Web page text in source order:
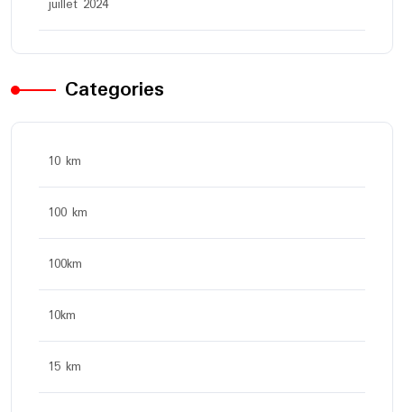
juillet 2024
Categories
10 km
100 km
100km
10km
15 km